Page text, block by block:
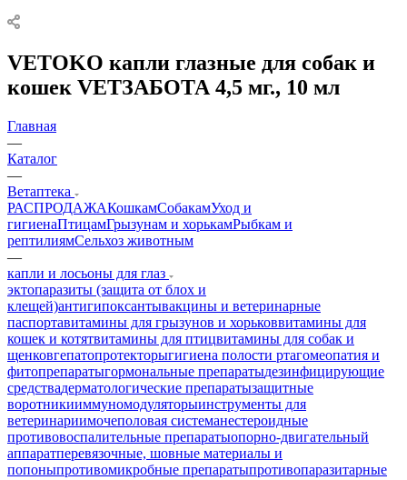
VETOKO капли глазные для собак и
кошек VETЗАБОТА 4,5 мг., 10 мл
Главная
—
Каталог
—
Ветаптека
РАСПРОДАЖАКошкамСобакамУход и
гигиенаПтицамГрызунам и хорькамРыбкам и
рептилиямСельхоз животным
—
капли и лосьоны для глаз
эктопаразиты (защита от блох и
клещей)антигипоксантывакцины и ветеринарные
паспортавитамины для грызунов и хорьковвитамины для
кошек и котятвитамины для птицвитамины для собак и
щенковгепатопротекторыгигиена полости ртагомеопатия и
фитопрепаратыгормональные препаратыдезинфицирующие
средствадерматологические препаратызащитные
воротникииммуномодуляторыинструменты для
ветеринариимочеполовая системанестероидные
противовоспалительные препаратыопорно-двигательный
аппаратперевязочные, шовные материалы и
попоныпротивомикробные препаратыпротивопаразитарные